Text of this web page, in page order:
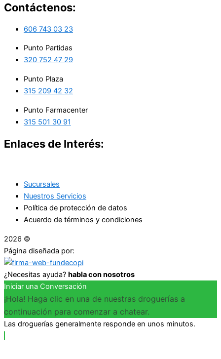
Contáctenos:
606 743 03 23
Punto Partidas
320 752 47 29
Punto Plaza
315 209 42 32
Punto Farmacenter
315 501 30 91
Enlaces de Interés:
Sucursales
Nuestros Servicios
Política de protección de datos
Acuerdo de términos y condiciones
2026 ©
Página diseñada por:
¿Necesitas ayuda? habla con nosotros
Iniciar una Conversación
¡Hola! Haga clic en una de nuestras droguerías a
continuación para comenzar a chatear.
Las droguerías generalmente responde en unos minutos.